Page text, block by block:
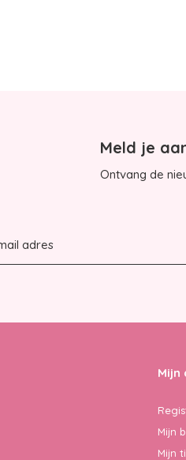
Meld je
Ontvang de
Mijn
Mijn
Mijn